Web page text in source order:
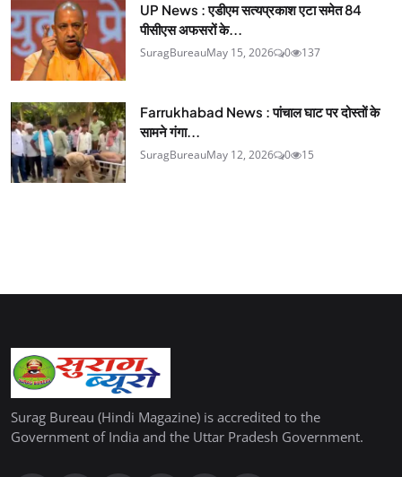
UP News : एडीएम सत्यप्रकाश एटा समेत 84
पीसीएस अफसरों के...
SuragBureauMay 15, 2026 0 137
Farrukhabad News : पांचाल घाट पर दोस्तों के
सामने गंगा...
SuragBureauMay 12, 2026 0 15
Surag Bureau (Hindi Magazine) is accredited to the
Government of India and the Uttar Pradesh Government.